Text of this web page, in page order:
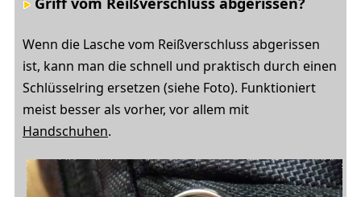
Wenn die Lasche vom Reißverschluss abgerissen
ist, kann man die schnell und praktisch durch einen
Schlüsselring ersetzen (siehe Foto). Funktioniert
meist besser als vorher, vor allem mit
Handschuhen.